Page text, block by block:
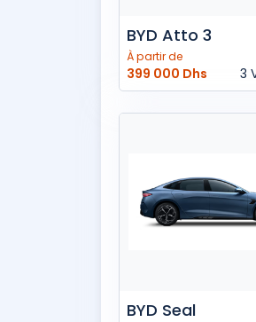
BYD Atto 3
À partir de
399 000 Dhs 3
BYD Seal